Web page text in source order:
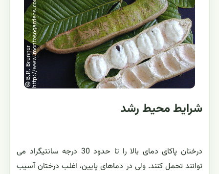
شرایط محیط رشد
درختان پاکای دمای بالا را تا حدود 30 درجه سانتیگراد می
توانند تحمل کنند. ولی در دماهای پایین، اغلب درختان آسیب